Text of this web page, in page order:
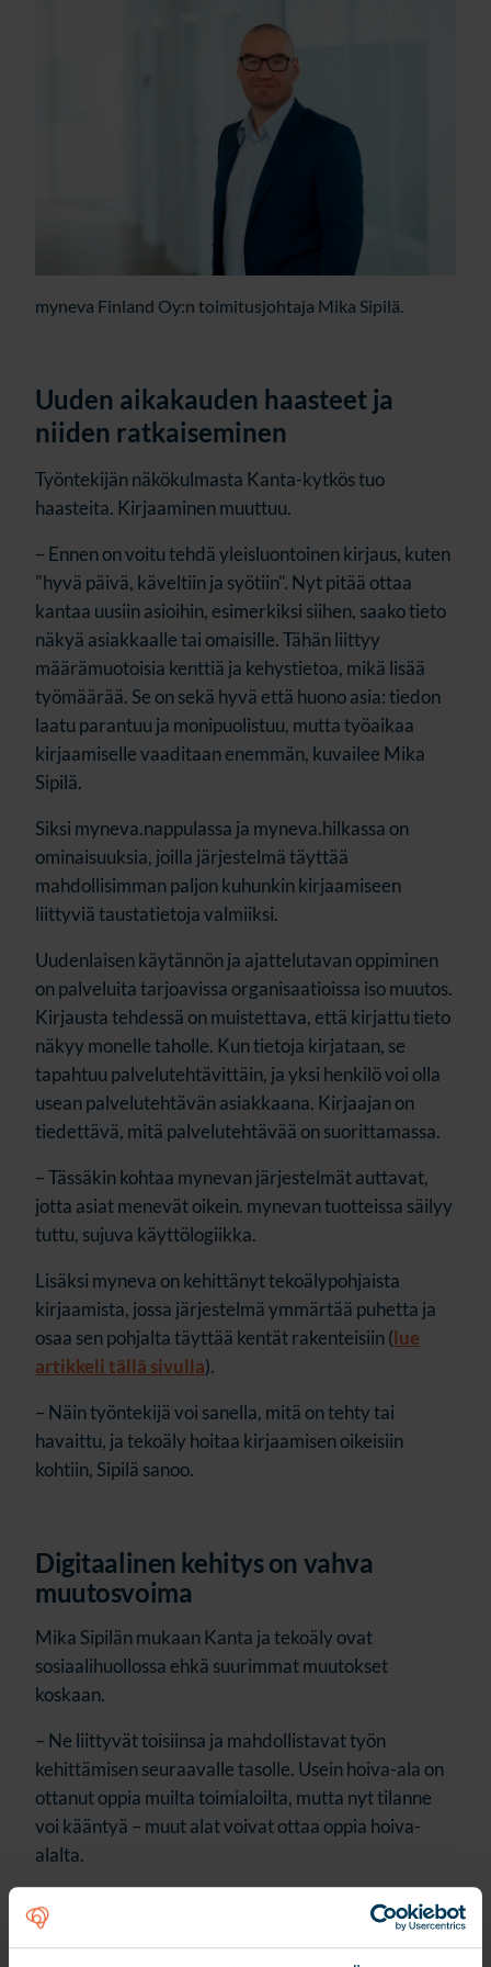
myneva Finland Oy:n toimitusjohtaja Mika Sipilä.
Uuden aikakauden haasteet ja
niiden ratkaiseminen
Työntekijän näkökulmasta Kanta-kytkös tuo
haasteita. Kirjaaminen muuttuu.
– Ennen on voitu tehdä yleisluontoinen kirjaus, kuten
"hyvä päivä, käveltiin ja syötiin". Nyt pitää ottaa
kantaa uusiin asioihin, esimerkiksi siihen, saako tieto
näkyä asiakkaalle tai omaisille. Tähän liittyy
määrämuotoisia kenttiä ja kehystietoa, mikä lisää
työmäärää. Se on sekä hyvä että huono asia: tiedon
laatu parantuu ja monipuolistuu, mutta työaikaa
kirjaamiselle vaaditaan enemmän, kuvailee Mika
Sipilä.
Siksi myneva.nappulassa ja myneva.hilkassa on
ominaisuuksia, joilla järjestelmä täyttää
mahdollisimman paljon kuhunkin kirjaamiseen
liittyviä taustatietoja valmiiksi.
Uudenlaisen käytännön ja ajattelutavan oppiminen
on palveluita tarjoavissa organisaatioissa iso muutos.
Kirjausta tehdessä on muistettava, että kirjattu tieto
näkyy monelle taholle. Kun tietoja kirjataan, se
tapahtuu palvelutehtävittäin, ja yksi henkilö voi olla
usean palvelutehtävän asiakkaana. Kirjaajan on
tiedettävä, mitä palvelutehtävää on suorittamassa.
– Tässäkin kohtaa mynevan järjestelmät auttavat,
jotta asiat menevät oikein. mynevan tuotteissa säilyy
tuttu, sujuva käyttölogiikka.
Lisäksi myneva on kehittänyt tekoälypohjaista
kirjaamista, jossa järjestelmä ymmärtää puhetta ja
osaa sen pohjalta täyttää kentät rakenteisiin (lue
artikkeli tällä sivulla).
– Näin työntekijä voi sanella, mitä on tehty tai
havaittu, ja tekoäly hoitaa kirjaamisen oikeisiin
kohtiin, Sipilä sanoo.
Digitaalinen kehitys on vahva
muutosvoima
Mika Sipilän mukaan Kanta ja tekoäly ovat
sosiaalihuollossa ehkä suurimmat muutokset
koskaan.
– Ne liittyvät toisiinsa ja mahdollistavat työn
kehittämisen seuraavalle tasolle. Usein hoiva-ala on
ottanut oppia muilta toimialoilta, mutta nyt tilanne
voi kääntyä – muut alat voivat ottaa oppia hoiva-
alalta.
manuaalinen kirjaaminen vähenee ja hoivatyön laatu